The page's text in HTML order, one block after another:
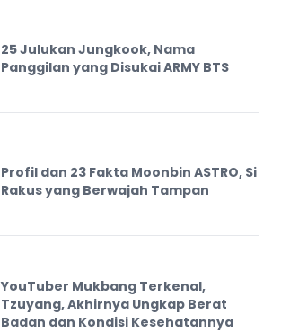
25 Julukan Jungkook, Nama
Panggilan yang Disukai ARMY BTS
Profil dan 23 Fakta Moonbin ASTRO, Si
Rakus yang Berwajah Tampan
YouTuber Mukbang Terkenal,
Tzuyang, Akhirnya Ungkap Berat
Badan dan Kondisi Kesehatannya